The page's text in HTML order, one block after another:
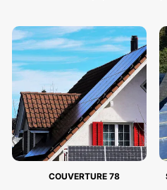
COUVERTURE 78